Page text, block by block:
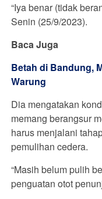
“Iya benar (tidak
Senin (25/9/2023).
Baca Juga
Betah di Bandung,
Warung
Dia mengatakan
memang berangsur
harus menjalani
pemulihan cedera.
“Masih belum pulih
penguatan otot